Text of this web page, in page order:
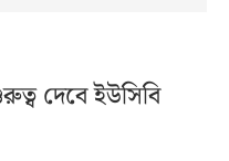
দেবে ইউসিবি